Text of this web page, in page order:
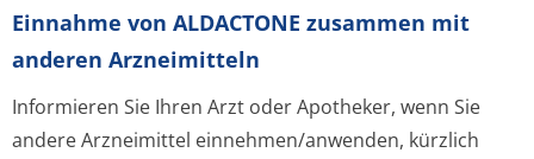
Einnahme von ALDACTONE zusammen mit
anderen Arzneimitteln
Informieren Sie Ihren Arzt oder Apotheker, wenn Sie
andere Arzneimittel einnehmen/anwenden, kürzlich